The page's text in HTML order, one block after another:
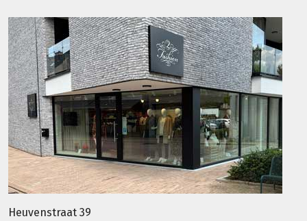
Heuvenstraat 39